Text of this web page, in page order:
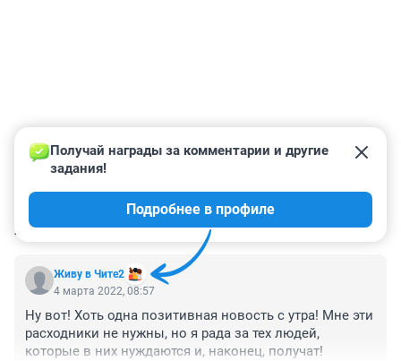
КОММЕНТАРИИ 1
Живу в Чите2
Получай награды за комментарии и другие
задания!
Подробнее в профиле
4 марта 2022, 08:57
Ну вот! Хоть одна позитивная новость с утра! Мне эти
расходники не нужны, но я рада за тех людей,
которые в них нуждаются и, наконец, получат!